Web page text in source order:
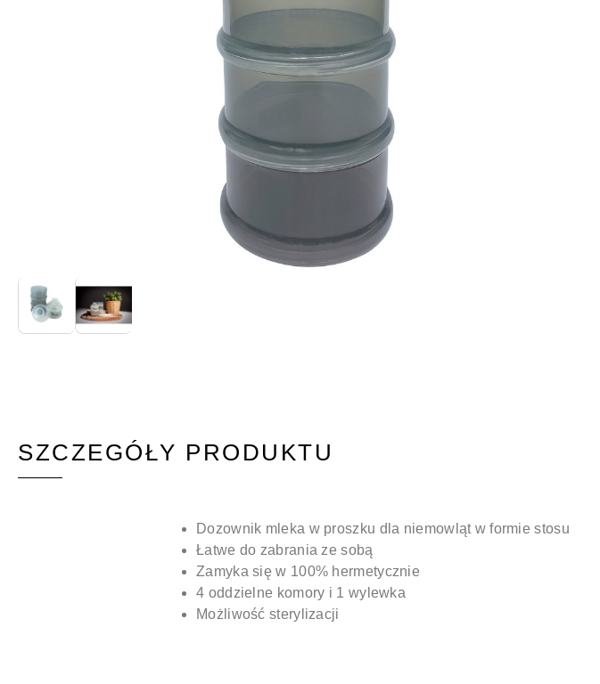
SZCZEGÓŁY PRODUKTU
Dozownik mleka w proszku dla niemowląt w formie stosu
Łatwe do zabrania ze sobą
Zamyka się w 100% hermetycznie
4 oddzielne komory i 1 wylewka
Możliwość sterylizacji